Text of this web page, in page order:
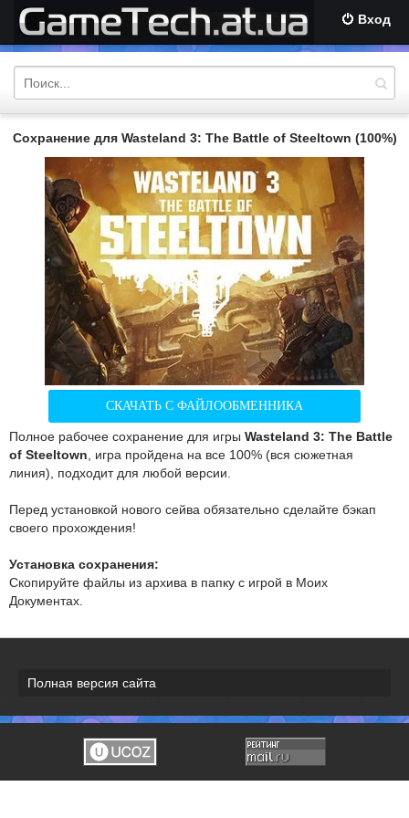
Вход
Сохранение для Wasteland 3: The Battle of Steeltown (100%)
СКАЧАТЬ С ФАЙЛООБМЕННИКА
Полное рабочее сохранение для игры Wasteland 3: The Battle
of Steeltown , игра пройдена на все 100% (вся сюжетная
линия), подходит для любой версии.
Перед установкой нового сейва обязательно сделайте бэкап
своего прохождения!
Установка сохранения:
Скопируйте файлы из архива в папку с игрой в Моих
Документах.
Полная версия сайта